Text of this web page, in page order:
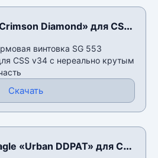
Diamond» для CSS
винтовка SG 553
CSS v34 с нереально крутым
Скачать
«Urban DDPAT» для CSS